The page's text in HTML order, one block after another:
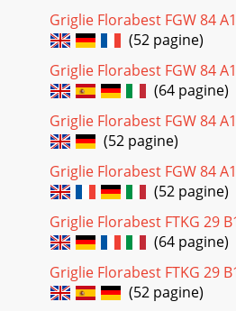
Pagina 27
31MontajulFRG 45 A1RO Pasul
ajutorul a 4 şuruburi M5 x 12, a 4
vasul de cărbuni 11. Pasul 5Îm
Pagina 28 - Introducere
32MontajulFRG 45 A1RO Pasul
vântului ♦ deja montată, cu ajutorul
Pagina 29 - Siguranţa
33MontajulFRG 45 A1RO Pasul
dorit din protecţia contra vântului .
două mânere de la grătarul
Pagina 30 - Furnitura/
Griglie Florabest FGW 84
(52 pagine)
Griglie Florabest FGW 84
(64 pagine)
Griglie Florabest FGW 84
(52 pagine)
Griglie Florabest FGW 84
(52 pagine)
Griglie Florabest FTKG 29
(64 pagine)
Griglie Florabest FTKG 29
(52 pagine)